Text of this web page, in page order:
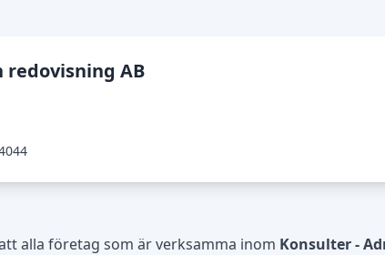
redovisning AB
alla företag som är verksamma inom Konsulter -